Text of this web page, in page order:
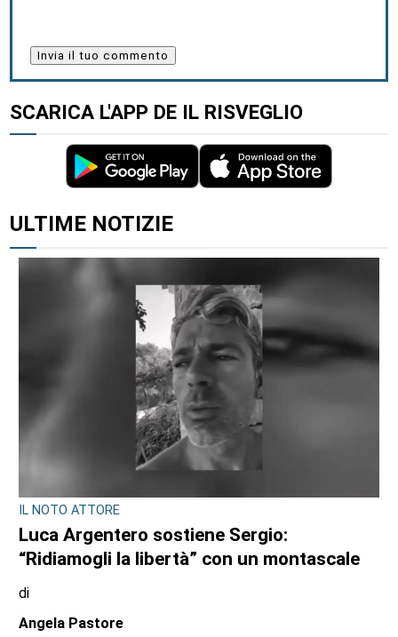
SCARICA L'APP DE IL RISVEGLIO
ULTIME NOTIZIE
IL NOTO ATTORE
Luca Argentero sostiene Sergio:
“Ridiamogli la libertà” con un montascale
di
Angela Pastore